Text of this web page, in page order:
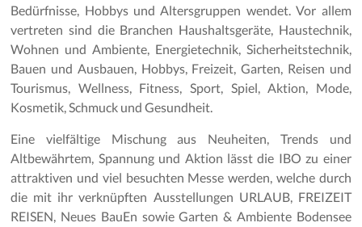
Bedürfnisse, Hobbys und Altersgruppen wendet. Vor allem
vertreten sind die Branchen Haushaltsgeräte, Haustechnik,
Wohnen und Ambiente, Energietechnik, Sicherheitstechnik,
Bauen und Ausbauen, Hobbys, Freizeit, Garten, Reisen und
Tourismus, Wellness, Fitness, Sport, Spiel, Aktion, Mode,
Kosmetik, Schmuck und Gesundheit.
Eine vielfältige Mischung aus Neuheiten, Trends und
Altbewährtem, Spannung und Aktion lässt die IBO zu einer
attraktiven und viel besuchten Messe werden, welche durch
die mit ihr verknüpften Ausstellungen URLAUB, FREIZEIT
REISEN, Neues BauEn sowie Garten & Ambiente Bodensee